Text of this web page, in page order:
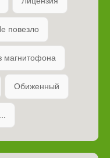
повезло
магнитофона
Обиженный